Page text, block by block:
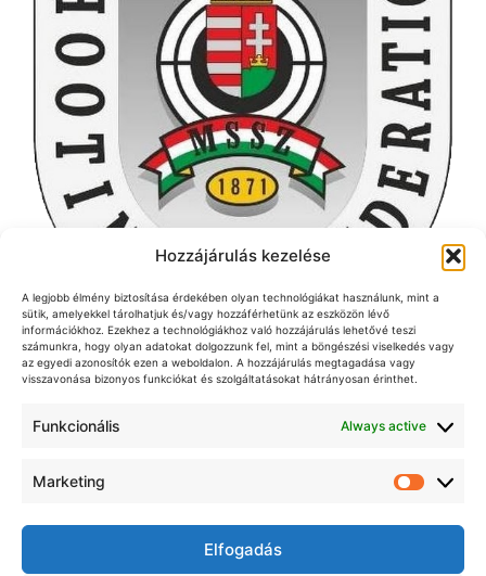
Hozzájárulás kezelése
A legjobb élmény biztosítása érdekében olyan technológiákat használunk, mint a
sütik, amelyekkel tárolhatjuk és/vagy hozzáférhetünk az eszközön lévő
információkhoz. Ezekhez a technológiákhoz való hozzájárulás lehetővé teszi
számunkra, hogy olyan adatokat dolgozzunk fel, mint a böngészési viselkedés vagy
az egyedi azonosítók ezen a weboldalon. A hozzájárulás megtagadása vagy
visszavonása bizonyos funkciókat és szolgáltatásokat hátrányosan érinthet.
Funkcionális Always active
Marketing
Elfogadás
Jelen honlap kiadója a Magyar Elöltöltő-Fegyveres
A honlapon közzétett cikkek, alkotások, egyéb szerzői
engedélyével többszörözhetőek, közvetíthetőek a
nyilvánosság felé, tehetőek nyilvánosság számára